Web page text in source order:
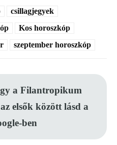
csillagjegyek
Kos horoszkóp
szeptember horoszkóp
a Filantropikum
elsők között lásd a
ben